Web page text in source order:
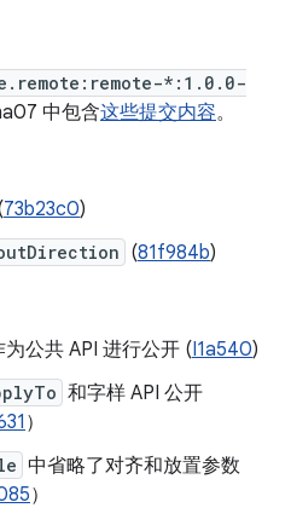
*:1.0.0-
中包含这些提交内容。
73b23c0)
(81f984b)
为公共 API 进行公开 (I1a540)
和字样 API 公开
）
中省略了对齐和放置参数
）